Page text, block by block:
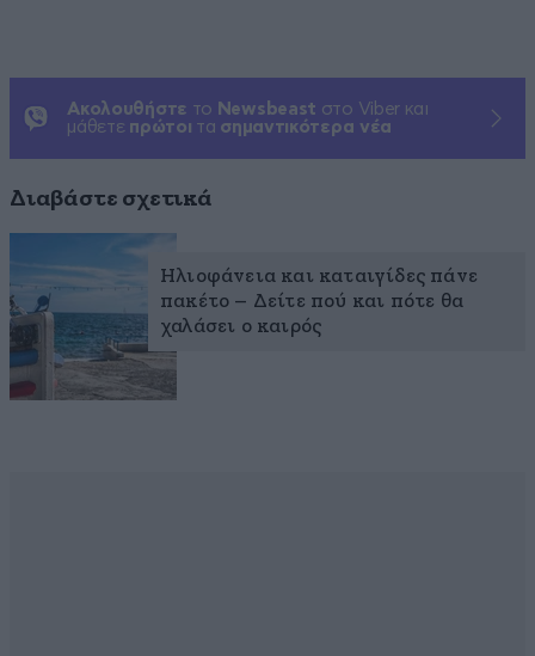
Ακολουθήστε το Newsbeast στο Viber και
μάθετε πρώτοι τα σημαντικότερα νέα
Διαβάστε σχετικά
Ηλιοφάνεια και καταιγίδες πάνε
πακέτο – Δείτε πού και πότε θα
χαλάσει ο καιρός